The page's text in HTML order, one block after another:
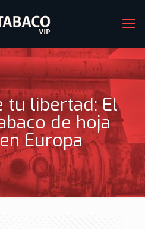
tu libertad: El
de hoja
Europa